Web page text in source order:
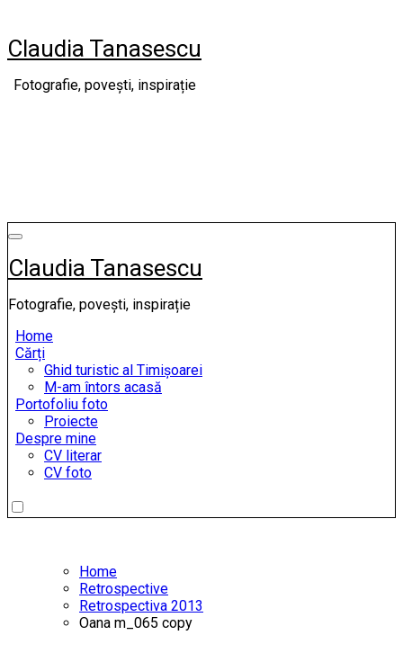
content
Claudia Tanasescu
Fotografie, povești, inspirație
Claudia Tanasescu
Fotografie, povești, inspirație
Home
Cărți
Ghid turistic al Timișoarei
M-am întors acasă
Portofoliu foto
Proiecte
Despre mine
CV literar
CV foto
Home
Retrospective
Retrospectiva 2013
Oana m_065 copy